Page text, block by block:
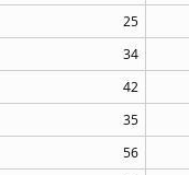
25
34
42
35
56